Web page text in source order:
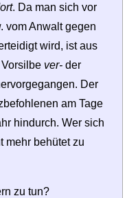
. Da man sich vor
vom Anwalt gegen
wird, ist aus
ver-der
Der
am Tage
hindurch. Wer sich
mehr behütet zu
zu tun?